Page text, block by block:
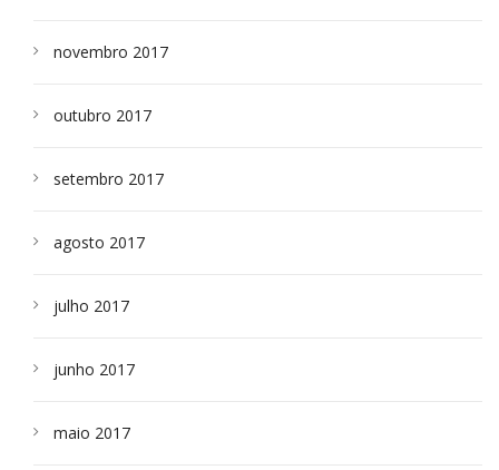
novembro 2017
outubro 2017
setembro 2017
agosto 2017
julho 2017
junho 2017
maio 2017